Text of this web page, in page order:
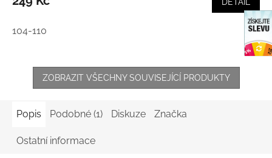
104-110
ZOBRAZIT VŠECHNY SOUVISEJÍCÍ PRODUKTY
Popis Podobné (1) Diskuze Značka
Ostatní informace